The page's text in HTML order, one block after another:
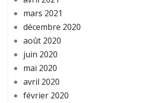
mars 2021
décembre 2020
août 2020
juin 2020
mai 2020
avril 2020
février 2020